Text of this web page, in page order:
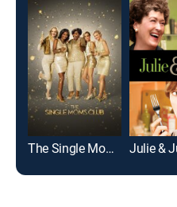
The Single Moms Club Julie &